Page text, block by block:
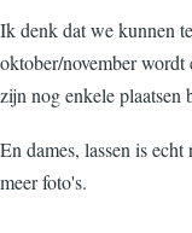
Ik denk dat we kunnen
oktober/november
zijn nog enkele plaatsen
En dames, lassen is
meer foto's.